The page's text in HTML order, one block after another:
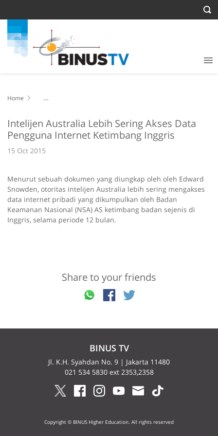
Home
Intelijen Australia Lebih Sering Akses Data
Pengguna Internet Ketimbang Inggris
15 Oct 2015
Menurut sebuah dokumen yang diungkap oleh oleh Edward
Snowden, otoritas intelijen Australia lebih sering mengakses
data internet pribadi yang dikumpulkan oleh Badan
Keamanan Nasional (NSA) AS ketimbang badan sejenis di
Inggris, selama periode 12 bulan.
Share to your friends
BINUS TV
Jl. K.H. Syahdan No. 9 | Jakarta 11480
021 534 5830 ext 2353,2358
Copyright © BINUS Higher Education. All rights reserved